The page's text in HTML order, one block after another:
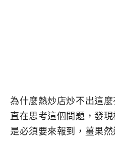
為什麼熱炒店炒不出這
直在思考這個問題，發
是必須要來報到，薑果